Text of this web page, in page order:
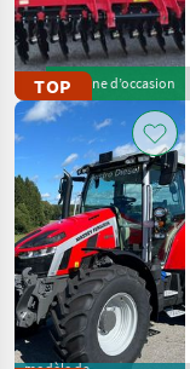
TOPMachine d’occasion